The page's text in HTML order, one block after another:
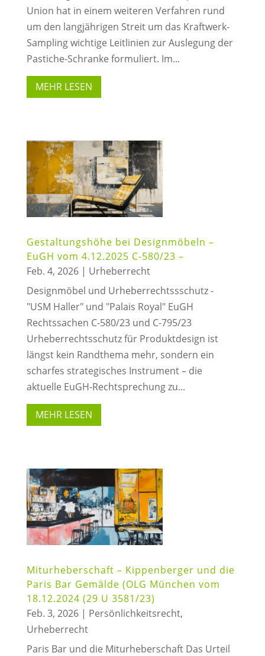
Union hat in einem weiteren Verfahren rund
um den langjährigen Streit um das Kraftwerk-
Sampling wichtige Leitlinien zur Auslegung der
Pastiche-Schranke formuliert. Im...
MEHR LESEN
Gestaltungshöhe bei Designmöbeln –
EuGH vom 4.12.2025 C-580/23 –
Feb. 4, 2026| Urheberrecht
Designmöbel und Urheberrechtssschutz -
"USM Haller" und "Palais Royal" EuGH
Rechtssachen C-580/23 und C-795/23
Urheberrechtsschutz für Produktdesign ist
längst kein Randthema mehr, sondern ein
scharfes strategisches Instrument – die
aktuelle EuGH‑Rechtsprechung zu...
MEHR LESEN
Miturheberschaft – Kippenberger und die
Paris Bar Gemälde (OLG München vom
18.12.2024 (29 U 3581/23)
Feb. 3, 2026| Persönlichkeitsrecht,
Urheberrecht
Paris Bar und die Miturheberschaft Das Urteil